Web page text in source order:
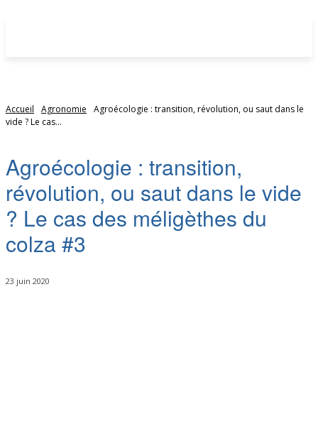
Accueil Agronomie
Agroécologie : transition, révolution, ou saut dans le
vide ? Le cas...
Agroécologie : transition,
révolution, ou saut dans le vide
? Le cas des méligèthes du
colza #3
23 juin 2020